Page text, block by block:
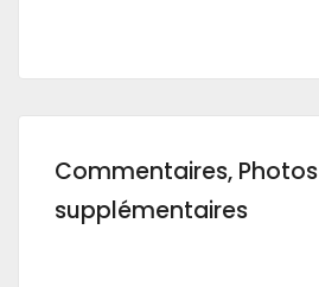
Commentaires, Photos
supplémentaires